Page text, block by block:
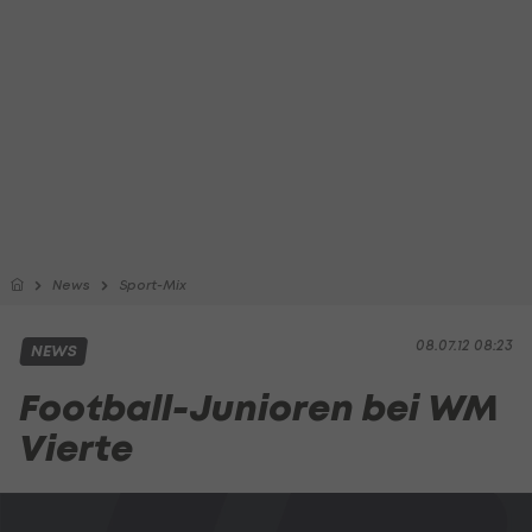
News Sport-Mix
08.07.12 08:23
NEWS
Football-Junioren bei WM
Vierte